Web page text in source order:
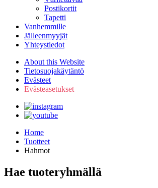
Postikortit
Tapetti
Vanhemmille
Jälleenmyyjät
Yhteystiedot
About this Website
Tietosuojakäytäntö
Evästeet
Evästeasetukset
Home
Tuotteet
Hahmot
Hae tuoteryhmällä